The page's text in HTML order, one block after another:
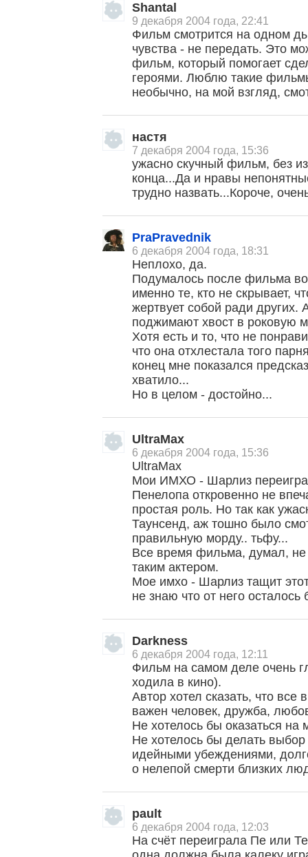
Shantal
9 декабря 2004 года, 22:41
Фильм смотрится на одном
чувства - не передать. Это
фильм, который помогает
героями. Люблю такие
необычно, на мой взгляд,
настя
7 декабря 2004 года, 15:36
ужасно скучный фильм, без
конца...Да и нравы
трудно назвать...Короче,
PraPravednik
6 декабря 2004 года, 18:31
Неплохо, да.
Подумалось после фильма
именно те, кто не скрывает,
жертвует собой ради
поджимают хвост в роковую
Хотя есть и то, что не
что она отхлестала того
конец мне показался
хватило...
Но в целом - достойно...
UltraMax
6 декабря 2004 года, 15:36
UltraMax
Мои ИМХО - Шарлиз
Пенелопа откровенно не
простая роль. Но так как
Таунсенд, аж тошно было
правильную морду.. тьфу...
Все время фильма, думал, не
таким актером.
Мое имхо - Шарлиз тащит
не знаю что от него осталось
Darkness
6 декабря 2004 года, 12:11
Фильм на самом деле очень
ходила в кино).
Автор хотел сказать, что все
важен человек, дружба,
Не хотелось бы оказаться на
Не хотелось бы делать
идейными убеждениями,
о нелепой смерти близких
pault
6 декабря 2004 года, 12:03
На счёт переиграла Пе или